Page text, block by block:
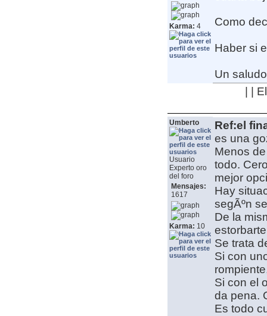
Karma: 4 Como
Haber si
Un
| |
Umberto
Usuario
Experto oro
del foro
Mensajes:
1617
Karma: 10
Ref:el
es una
Menos
todo.
mejor
Hay
segÃºn
De la
Se trata
Si con
Si con el
da pena.
Es todo